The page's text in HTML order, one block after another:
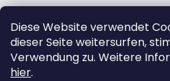
Diese Website verwendet
dieser Seite weitersurfen,
Verwendung zu. Weitere
hier.
Bedingungen
Datenschutzbestimmungen